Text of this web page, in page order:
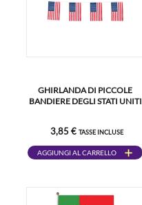
GHIRLANDA DI PICCOLE
BANDIERE DEGLI STATI UNITI
3,85 € TASSE INCLUSE
AGGIUNGI AL CARRELLO